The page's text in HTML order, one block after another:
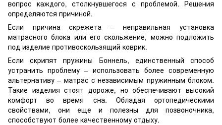
вопрос каждого, столкнувшегося с проблемой. Решения
определяются причиной.
Если причина скрежета – неправильная установка
матрасного блока или его скольжение, можно подложить
под изделие противоскользящий коврик.
Если скрипят пружины Боннель, единственный способ
устранить проблему – использовать более современную
альтернативу – матрас с независимым пружинным блоком.
Такие изделия стоят дороже, но обеспечивают высокий
комфорт во время сна. Обладая ортопедическими
свойствами, они еще и полезны для позвоночника,
способствуют более качественному отдыху.